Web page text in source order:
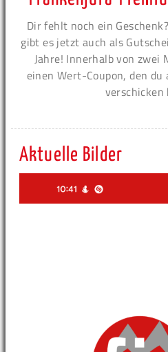
Dir fehlt noch ein
gibt es jetzt auch als
Jahre! Innerhalb von zwei
einen Wert-Coupon, den
verschicken
Aktuelle Bilder